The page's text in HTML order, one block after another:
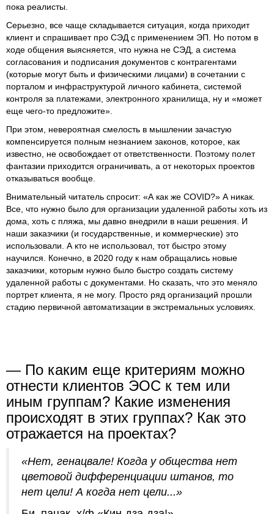
пока реалисты.
Серьезно, все чаще складывается ситуация, когда приходит
клиент и спрашивает про СЭД с применением ЭП. Но потом в
ходе общения выясняется, что нужна не СЭД, а система
согласования и подписания документов с контрагентами
(которые могут быть и физическими лицами) в сочетании с
порталом и инфраструктурой личного кабинета, системой
контроля за платежами, электронного хранилища, ну и «может
еще чего-то предложите».
При этом, невероятная смелость в мышлении зачастую
компенсируется полным незнанием законов, которое, как
известно, не освобождает от ответственности. Поэтому полет
фантазии приходится ограничивать, а от некоторых проектов
отказываться вообще.
Внимательный читатель спросит: «А как же COVID?» А никак.
Все, что нужно было для организации удаленной работы хоть из
дома, хоть с пляжа, мы давно внедрили в наши решения. И
наши заказчики (и государственные, и коммерческие) это
использовали. А кто не использовал, тот быстро этому
научился. Конечно, в 2020 году к нам обращались новые
заказчики, которым нужно было быстро создать систему
удаленной работы с документами. Но сказать, что это меняло
портрет клиента, я не могу. Просто ряд организаций прошли
стадию первичной автоматизации в экстремальных условиях.
— По каким еще критериям можно
отнести клиентов ЭОС к тем или
иным группам? Какие изменения
происходят в этих группах? Как это
отражается на проектах?
«Нет, генацвале! Когда у общества нет
цветовой дифференциации штанов, то
нет цели! А когда нет цели...»